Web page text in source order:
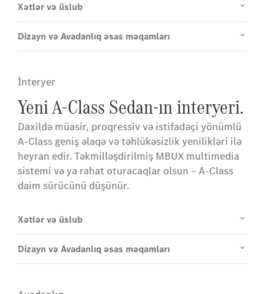
Xətlər və üslub
Dizayn və Avadanlıq əsas məqamları
İnteryer
Yeni A-Class Sedan-ın interyeri.
Daxildə müasir, proqressiv və istifadəçi yönümlü
A-Class geniş əlaqə və təhlükəsizlik yenilikləri ilə
heyran edir. Təkmilləşdirilmiş MBUX multimedia
sistemi və ya rahat oturacaqlar olsun – A-Class
daim sürücünü düşünür.
Xətlər və üslub
Dizayn və Avadanlıq əsas məqamları